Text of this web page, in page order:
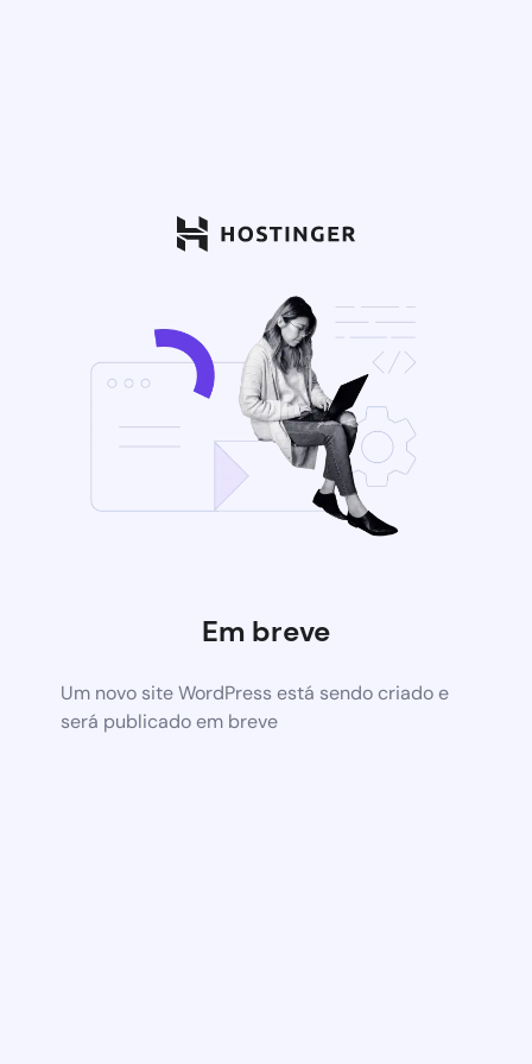
Em breve
Um novo site WordPress está sendo criado e
será publicado em breve